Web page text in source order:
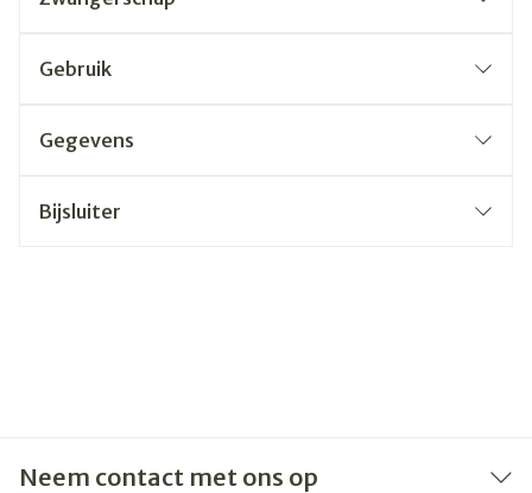
Gebruik
Gegevens
Bijsluiter
Neem contact met ons op